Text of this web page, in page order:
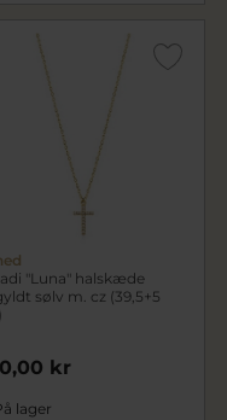
"Luna" halskæde
sølv m. cz (39,5+5
kr
lager